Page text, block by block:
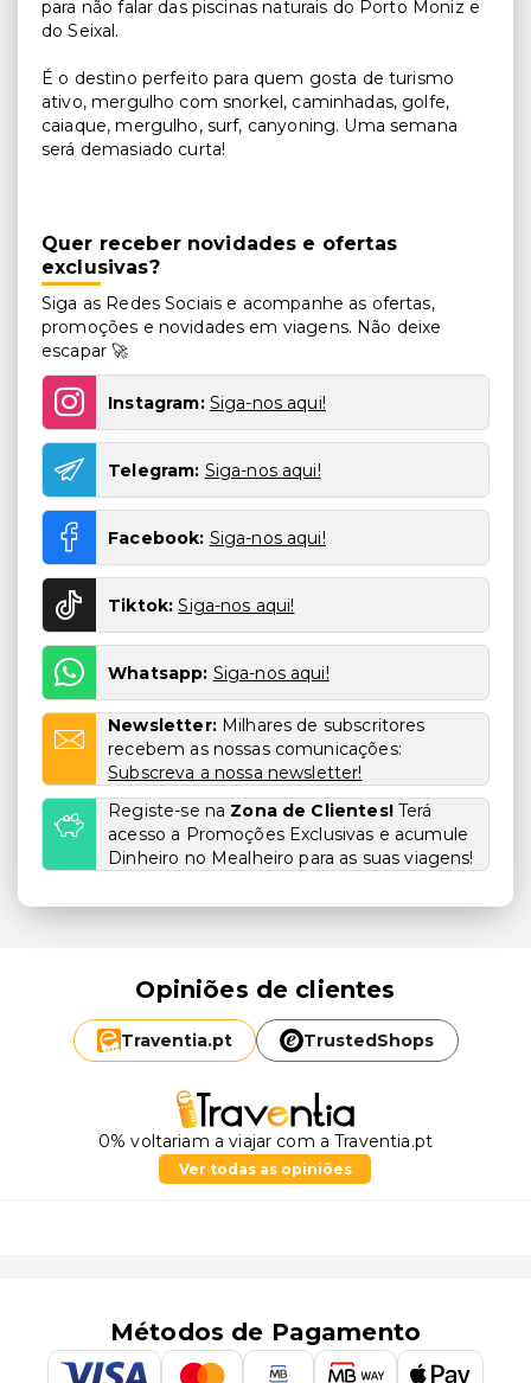
para não falar das piscinas naturais do Porto Moniz e
do Seixal.
É o destino perfeito para quem gosta de turismo
ativo, mergulho com snorkel, caminhadas, golfe,
caiaque, mergulho, surf, canyoning. Uma semana
será demasiado curta!
Quer receber novidades e ofertas
exclusivas?
Siga as Redes Sociais e acompanhe as ofertas,
promoções e novidades em viagens. Não deixe
escapar 🚀
Instagram: Siga-nos aqui!
Telegram: Siga-nos aqui!
Facebook: Siga-nos aqui!
Tiktok: Siga-nos aqui!
Whatsapp: Siga-nos aqui!
Newsletter: Milhares de subscritores
recebem as nossas comunicações:
Subscreva a nossa newsletter!
Registe-se na Zona de Clientes!Terá
acesso a Promoções Exclusivas e acumule
Dinheiro no Mealheiro para as suas viagens!
Opiniões de clientes
Traventia.pt TrustedShops
0% voltariam a viajar com a Traventia.pt
Ver todas as opiniões
Métodos de Pagamento